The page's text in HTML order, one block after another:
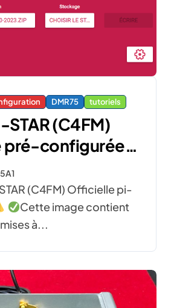
DMR75 tutoriels
STAR (C4FM)
pré-configurée
(C4FM) Officielle pi-
Cette image contient
à...